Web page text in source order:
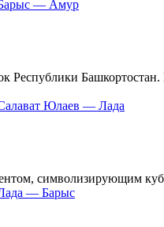
Барыс — Амур
Юлаев — Лада
— Барыс